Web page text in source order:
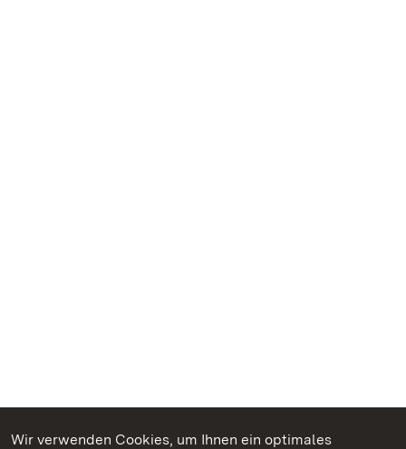
Wir verwenden Cookies, um Ihnen ein optimales